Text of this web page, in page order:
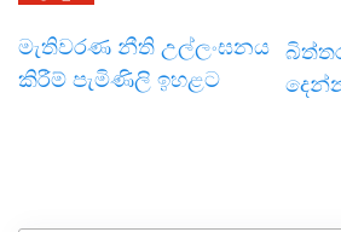
මැතිවරණ නීති උල්ලංඝනය
කිරීම් පැමිණිලි ඉහළට